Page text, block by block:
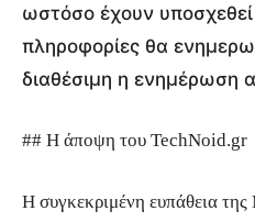
ωστόσο έχουν υποσχεθεί
πληροφορίες θα
διαθέσιμη η ενημέρωση
## Η άποψη του TechNoid.gr
Η συγκεκριμένη ευπάθεια